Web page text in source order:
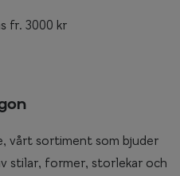
fr. 3000 kr
vårt sortiment som bjuder
stilar, former, storlekar och